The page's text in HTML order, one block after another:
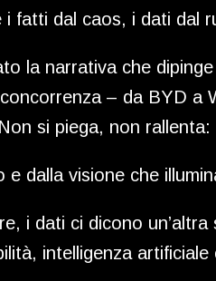
fatti dal caos, i dati dal
la narrativa che
– da BYD a
si piega, non rallenta:
dalla visione che
i dati ci dicono
intelligenza artificiale